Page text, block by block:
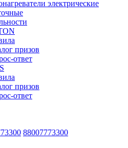
электрические
призов
ответ
призов
ответ
88007773300